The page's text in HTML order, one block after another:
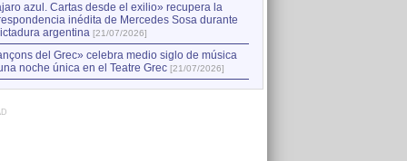
azul. Cartas desde el exilio» recupera la
inédita de Mercedes Sosa durante
argentina [21/07/2026]
del Grec» celebra medio siglo de música
noche única en el Teatre Grec [21/07/2026]